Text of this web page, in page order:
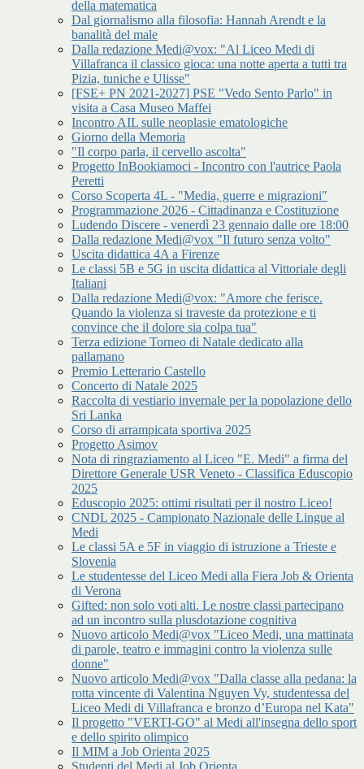
della matematica
Dal giornalismo alla filosofia: Hannah Arendt e la
banalità del male
Dalla redazione Medi@vox: "Al Liceo Medi di
Villafranca il classico gioca: una notte aperta a tutti tra
Pizia, tuniche e Ulisse"
[FSE+ PN 2021-2027] PSE "Vedo Sento Parlo" in
visita a Casa Museo Maffei
Incontro AIL sulle neoplasie ematologiche
Giorno della Memoria
"Il corpo parla, il cervello ascolta"
Progetto InBookiamoci - Incontro con l'autrice Paola
Peretti
Corso Scoperta 4L - "Media, guerre e migrazioni"
Programmazione 2026 - Cittadinanza e Costituzione
Ludendo Discere - venerdì 23 gennaio dalle ore 18:00
Dalla redazione Medi@vox "Il futuro senza volto"
Uscita didattica 4A a Firenze
Le classi 5B e 5G in uscita didattica al Vittoriale degli
Italiani
Dalla redazione Medi@vox: "Amore che ferisce.
Quando la violenza si traveste da protezione e ti
convince che il dolore sia colpa tua"
Terza edizione Torneo di Natale dedicato alla
pallamano
Premio Letterario Castello
Concerto di Natale 2025
Raccolta di vestiario invernale per la popolazione dello
Sri Lanka
Corso di arrampicata sportiva 2025
Progetto Asimov
Nota di ringraziamento al Liceo "E. Medi" a firma del
Direttore Generale USR Veneto - Classifica Eduscopio
2025
Eduscopio 2025: ottimi risultati per il nostro Liceo!
CNDL 2025 - Campionato Nazionale delle Lingue al
Medi
Le classi 5A e 5F in viaggio di istruzione a Trieste e
Slovenia
Le studentesse del Liceo Medi alla Fiera Job & Orienta
di Verona
Gifted: non solo voti alti. Le nostre classi partecipano
ad un incontro sulla plusdotazione cognitiva
Nuovo articolo Medi@vox "Liceo Medi, una mattinata
di parole, teatro e immagini contro la violenza sulle
donne"
Nuovo articolo Medi@vox "Dalla classe alla pedana: la
rotta vincente di Valentina Nguyen Vy, studentessa del
Liceo Medi di Villafranca e bronzo d’Europa nel Kata"
Il progetto "VERTI-GO" al Medi all'insegna dello sport
e dello spirito olimpico
Il MIM a Job Orienta 2025